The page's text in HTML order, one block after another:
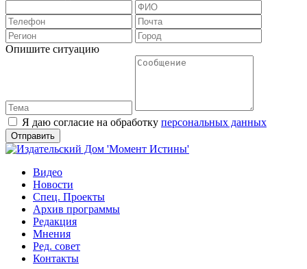
Опишите ситуацию
Я даю согласие на обработку персональных данных
Видео
Новости
Спец. Проекты
Архив программы
Редакция
Мнения
Ред. совет
Контакты